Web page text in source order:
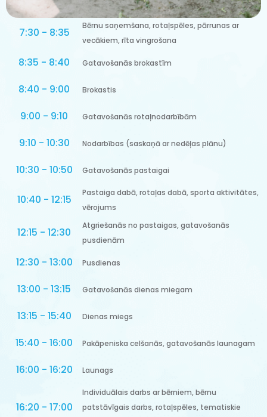
7:30 - 8:35
Bērnu saņemšana, rotaļspēles, pārrunas ar
vecākiem, rīta vingrošana
8:35 - 8:40 Gatavošanās brokastīm
8:40 - 9:00 Brokastis
9:00 - 9:10 Gatavošanās rotaļnodarbībām
9:10 - 10:30 Nodarbības (saskaņā ar nedēļas plānu)
10:30 - 10:50 Gatavošanās pastaigai
10:40 - 12:15
Pastaiga dabā, rotaļas dabā, sporta aktivitātes,
vērojums
12:15 - 12:30
Atgriešanās no pastaigas, gatavošanās
pusdienām
12:30 - 13:00 Pusdienas
13:00 - 13:15 Gatavošanās dienas miegam
13:15 - 15:40 Dienas miegs
15:40 - 16:00 Pakāpeniska celšanās, gatavošanās launagam
16:00 - 16:20 Launags
16:20 - 17:00
Individuālais darbs ar bērniem, bērnu
patstāvīgais darbs, rotaļspēles, tematiskie